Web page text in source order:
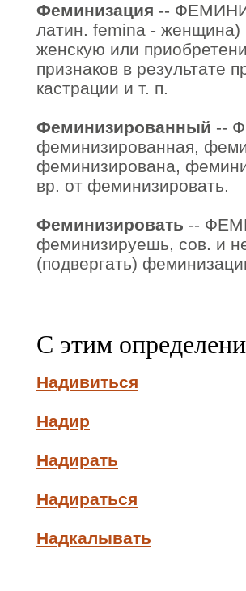
Феминизация --
латин. femina -
женскую или
признаков в результате
кастрации и т. п.
Феминизированный --
феминизированная,
феминизирована,
вр. от феминизировать.
Феминизировать --
феминизируешь, сов. и
(подвергать)
С этим
Надивиться
Надир
Надирать
Надираться
Надкалывать